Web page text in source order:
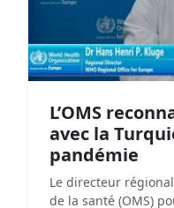
L’OMS
avec la
pandémie
Le directeur
de la santé (OMS)